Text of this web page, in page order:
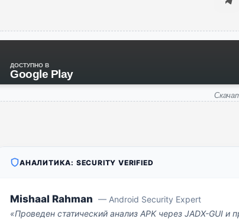
ДОСТУПНО В
Google Play
АНАЛИТИКА: SECURITY VERIFIED
Mishaal Rahman — Android Security Expert
«Проведен статический анализ APK через JADX-GUI